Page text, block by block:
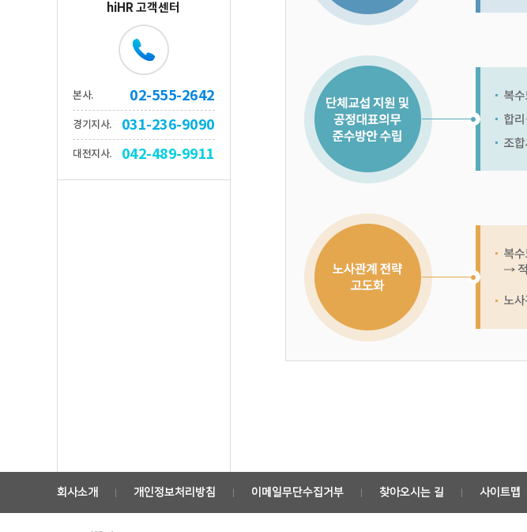
hiHR 고객센터
본사. 02-555-2642
경기지사. 031-236-9090
대전지사. 042-489-9911
회사소개 개인정보처리방침 이메일무단수집거부 찾아오시는 길 사이트맵